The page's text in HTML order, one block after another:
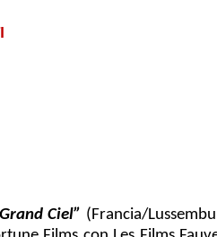
Grand Ciel” (Francia/